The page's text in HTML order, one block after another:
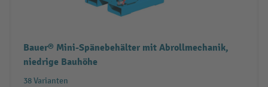
Bauer® Mini-Spänebehälter mit Abrollmechanik,
niedrige Bauhöhe
38 Varianten